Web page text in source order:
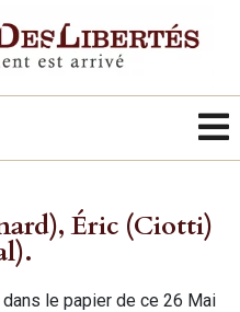
Éric (Ciotti)
le papier de ce 26 Mai